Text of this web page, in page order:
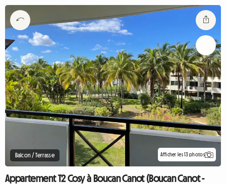
Balcon / Terrasse Afficher les 13 photos
Appartement T2 Cosy à Boucan Canot (Boucan Canot -